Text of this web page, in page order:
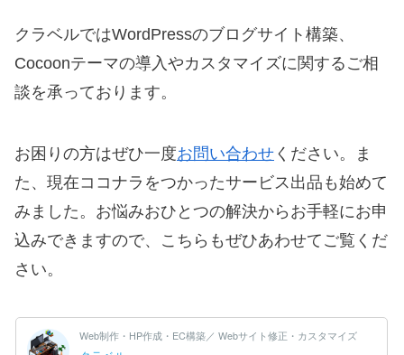
クラベルではWordPressのブログサイト構築、
Cocoonテーマの導入やカスタマイズに関するご相
談を承っております。
お困りの方はぜひ一度お問い合わせ ください。ま
た、現在ココナラをつかったサービス出品も始めて
みました。お悩みおひとつの解決からお手軽にお申
込みできますので、こちらもぜひあわせてご覧くだ
さい。